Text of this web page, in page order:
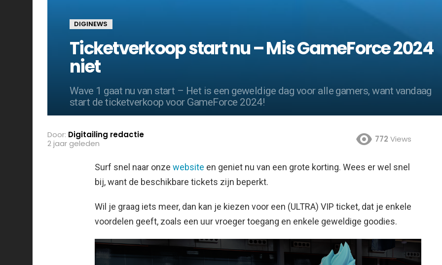
DIGINEWS
Ticketverkoop start nu – Mis GameForce 2024
niet
Wave 1 gaat nu van start – Het is een geweldige dag voor alle gamers, want vandaag
start de ticketverkoop voor GameForce 2024!
Door: Digitailing redactie
2 jaar geleden
772 Views
Surf snel naar onze website en geniet nu van een grote korting. Wees er wel snel
bij, want de beschikbare tickets zijn beperkt.
Wil je graag iets meer, dan kan je kiezen voor een (ULTRA) VIP ticket, dat je enkele
voordelen geeft, zoals een uur vroeger toegang en enkele geweldige goodies.